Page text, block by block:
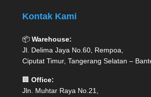
Kontak Kami
📦 Warehouse:
Jl. Delima Jaya No.60, Rempoa,
Ciputat Timur, Tangerang Selatan –
🏢 Office:
Jln. Muhtar Raya No.21,